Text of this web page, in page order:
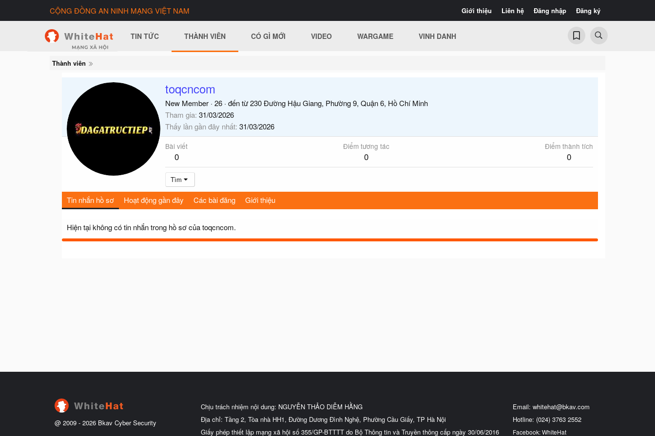
Giới thiệu Liên hệ Đăng nhập Đăng ký
CỘNG ĐỒNG AN NINH MẠNG VIỆT NAM
TIN TỨC THÀNH VIÊN CÓ GÌ MỚI VIDEO WARGAME VINH DANH
Thành viên
toqcncom
New Member · 26 · đến từ230 Đường Hậu Giang, Phường 9, Quận 6, Hồ Chí Minh
Tham gia 31/03/2026
Thấy lần gần đây nhất 31/03/2026
Bài viết
0
Điểm tương tác
0
Điểm thành tích
0
Tìm
Tin nhắn hồ sơ Hoạt động gần đây Các bài đăng Giới thiệu
Hiện tại không có tin nhắn trong hồ sơ của toqcncom.
@ 2009 - 2026 Bkav Cyber Security
Chịu trách nhiệm nội dung: NGUYỄN THẢO DIỄM HẰNG
Địa chỉ: Tầng 2, Tòa nhà HH1, Đường Dương Đình Nghệ, Phường Cầu Giấy, TP Hà Nội
Giấy phép thiết lập mạng xã hội số 355/GP-BTTTT do Bộ Thông tin và Truyền thông cấp ngày 30/06/2016
Email: whitehat@bkav.com
Hotline: (024) 3763 2552
Facebook: WhiteHat